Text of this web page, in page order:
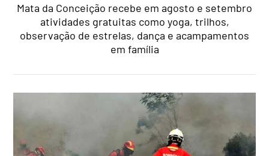
Mata da Conceição recebe em agosto e setembro
atividades gratuitas como yoga, trilhos,
observação de estrelas, dança e acampamentos
em família